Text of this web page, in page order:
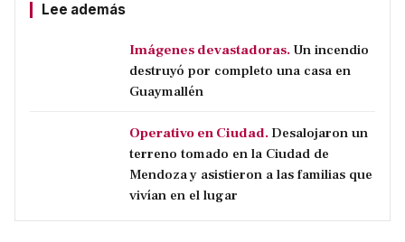
Lee además
Imágenes devastadoras. Un incendio
destruyó por completo una casa en
Guaymallén
Operativo en Ciudad. Desalojaron un
terreno tomado en la Ciudad de
Mendoza y asistieron a las familias que
vivían en el lugar